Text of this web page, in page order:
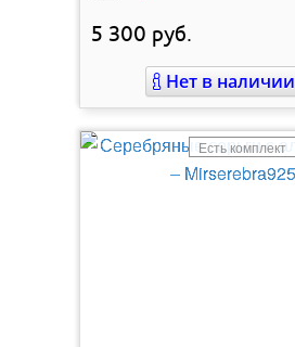
5 300 руб.
Нет в наличии
Есть комплект